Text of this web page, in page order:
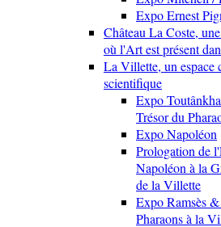
Expo Ernest
Château La Coste,
où l'Art est présent
La Villette, un espace
scientifique
Expo
Trésor du
Expo Napoléon
Prologation de
Napoléon à la
de la Villette
Expo Ramsès
Pharaons à la